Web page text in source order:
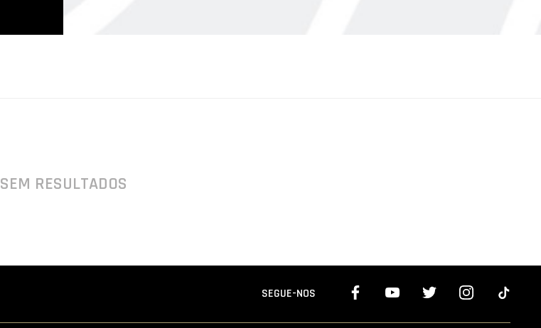
SEM RESULTADOS
SEGUE-NOS